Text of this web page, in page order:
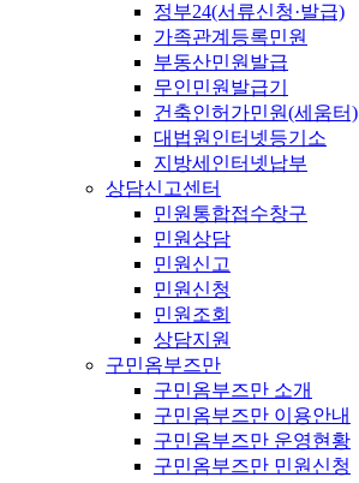
정부24(서류신청·발급)
가족관계등록민원
부동산민원발급
무인민원발급기
건축인허가민원(세움터)
대법원인터넷등기소
지방세인터넷납부
상담신고센터
민원통합접수창구
민원상담
민원신고
민원신청
민원조회
상담지원
구민옴부즈만
구민옴부즈만 소개
구민옴부즈만 이용안내
구민옴부즈만 운영현황
구민옴부즈만 민원신청